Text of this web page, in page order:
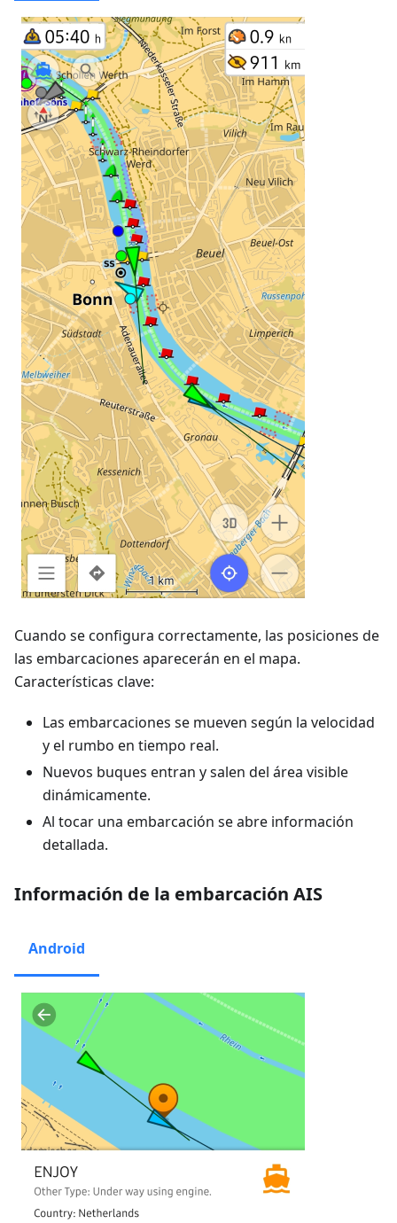
Cuando se configura correctamente, las posiciones de
las embarcaciones aparecerán en el mapa.
Características clave:
Las embarcaciones se mueven según la velocidad
y el rumbo en tiempo real.
Nuevos buques entran y salen del área visible
dinámicamente.
Al tocar una embarcación se abre información
detallada.
Información de la embarcación AIS
Android